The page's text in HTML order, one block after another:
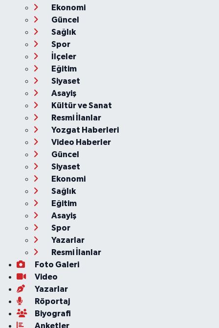
Ekonomi
Güncel
Sağlık
Spor
İlçeler
Eğitim
Siyaset
Asayiş
Kültür ve Sanat
Resmi İlanlar
Yozgat Haberleri
Video Haberler
Güncel
Siyaset
Ekonomi
Sağlık
Eğitim
Asayiş
Spor
Yazarlar
Resmi İlanlar
Foto Galeri
Video
Yazarlar
Röportaj
Biyografi
Anketler